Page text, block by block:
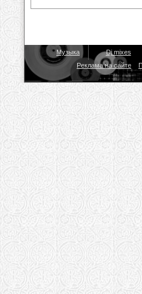
Музыка Dj mixes
Реклама на сайте